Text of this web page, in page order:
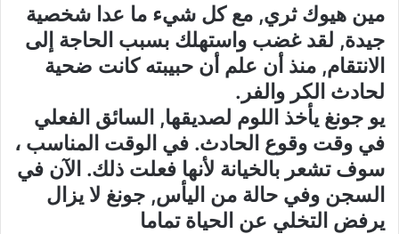
مين هيوك ثري, مع كل شيء ما عدا شخصية
جيدة, لقد غضب واستهلك بسبب الحاجة إلى
الانتقام, منذ أن علم أن حبيبته كانت ضحية
لحادث الكر والفر.
يو جونغ يأخذ اللوم لصديقها, السائق الفعلي
في وقت وقوع الحادث. في الوقت المناسب ،
سوف تشعر بالخيانة لأنها فعلت ذلك. الآن في
السجن وفي حالة من اليأس, جونغ لا يزال
يرفض التخلي عن الحياة تماما